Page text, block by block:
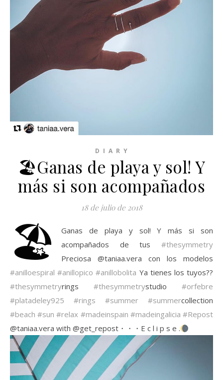
D I A R Y
🏖Ganas de playa y sol! Y
más si son acompañados
18 de julio de 2018
🏖
Ganas de playa y sol! Y más si son
acompañados de tus #thesymmetry
Preciosa @taniaa.vera con los modelos
#anilloespiral #anillopico #anillobolita Ya tienes los tuyos??
#thesymmetryrings #thesymmetrystudio #orfebre
#platadeley925
#rings #summer #summercollection
#beach #sun #relax #madeinspain #madeingalicia #Repost
@taniaa.vera with @get_repost・・・E c l i p s e .